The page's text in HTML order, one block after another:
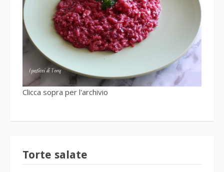
Clicca sopra per l'archivio
Torte salate